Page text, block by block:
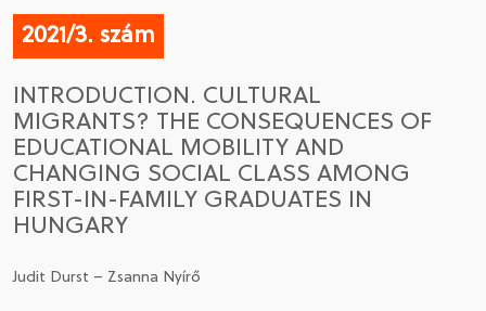
2021/3. szám
INTRODUCTION. CULTURAL
MIGRANTS? THE CONSEQUENCES OF
EDUCATIONAL MOBILITY AND
CHANGING SOCIAL CLASS AMONG
FIRST-IN-FAMILY GRADUATES IN
HUNGARY
Judit Durst – Zsanna Nyírő